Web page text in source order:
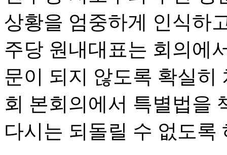
상황을 엄중하게 인식하
주당 원내대표는 회의에
문이 되지 않도록 확실히
회 본회의에서 특별법을
다시는 되돌릴 수 없도록